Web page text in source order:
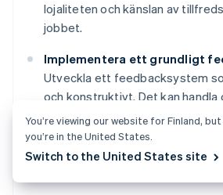
lojaliteten och känslan av
jobbet.
Implementera ett grundligt
Utveckla ett feedbacksystem
och konstruktivt. Det kan handla
personliga möten,
feedbackkanaler. Nyckeln är att
en del av företagets rutiner, och
You’re viewing our website for Finland,
you’re in the United States.
Switch to the United States site